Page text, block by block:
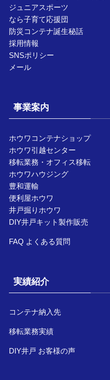
ジュニアスポーツ
なら子育て応援団
防災コンテナ誕生秘話
採用情報
SNSポリシー
メール
事業案内
ホウワコンテナショップ
ホウワ引越センター
移転業務・オフィス移転
ホウワハウジング
豊和運輸
便利屋ホウワ
井戸掘りホウワ
DIY井戸キット製作販売
FAQ よくある質問
実績紹介
コンテナ納入先
移転業務実績
DIY井戸 お客様の声